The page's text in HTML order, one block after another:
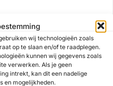
wij technologieën zoals
op te slaan en/of te raadplegen.
kunnen wij gegevens zoals
verwerken. Als je geen
intrekt, kan dit een nadelige
en mogelijkheden.